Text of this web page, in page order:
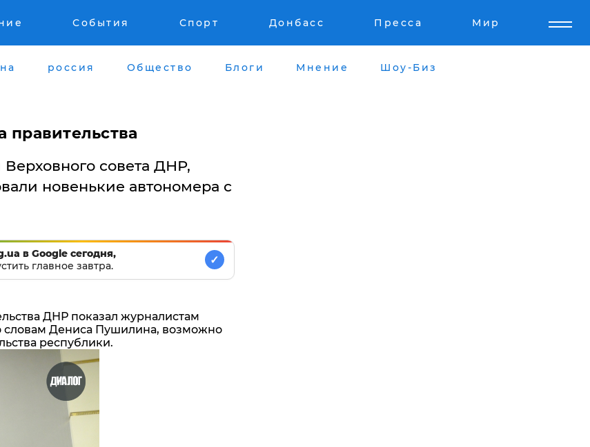
События Спорт Донбасс Пресса Мир
россия Общество Блоги Мнение Шоу-Биз
правительства
совета ДНР,
новенькие автономера с
в Google сегодня,
главное завтра.
✓
ДНР показал журналистам
словам Дениса Пушилина, возможно
республики.